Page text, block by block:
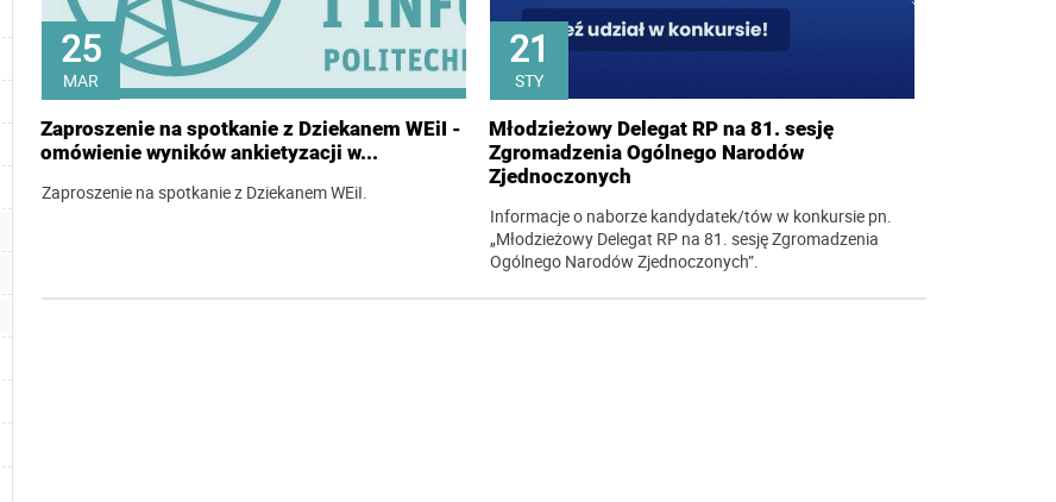
25
MAR
Zaproszenie na spotkanie z Dziekanem WEiI -
omówienie wyników ankietyzacji w...
Zaproszenie na spotkanie z Dziekanem WEiI.
21
STY
Młodzieżowy Delegat RP na 81. sesję
Zgromadzenia Ogólnego Narodów
Zjednoczonych
Informacje o naborze kandydatek/tów w konkursie pn.
„Młodzieżowy Delegat RP na 81. sesję Zgromadzenia
Ogólnego Narodów Zjednoczonych”.